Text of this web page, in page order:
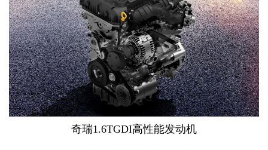
奇瑞1.6TGDI高性能发动机